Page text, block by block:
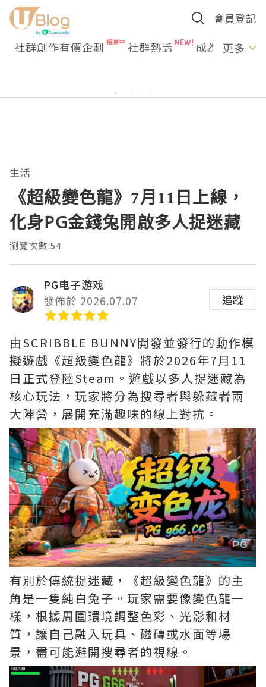
會員登記
社群創作有價企劃 社群熱話 成為U更多
生活
《超級變色龍》7月11日上線，
化身PG金錢兔開啟多人捉迷藏
瀏覽次數:54
PG电子游戏
發佈於 2026.07.07
追蹤
由SCRIBBLE BUNNY開發並發行的動作模
擬遊戲《超級變色龍》將於2026年7月11
日正式登陸Steam。遊戲以多人捉迷藏為
核心玩法，玩家將分為搜尋者與躲藏者兩
大陣營，展開充滿趣味的線上對抗。
有別於傳統捉迷藏，《超級變色龍》的主
角是一隻純白兔子。玩家需要像變色龍一
樣，根據周圍環境調整色彩、光影和材
質，讓自己融入玩具、磁磚或水面等場
景，盡可能避開搜尋者的視線。